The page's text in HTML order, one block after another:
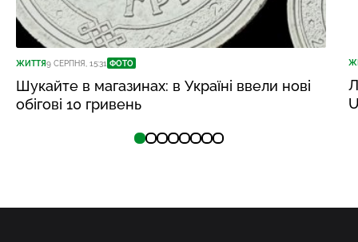
ЖИТТЯ9 СЕРПНЯ, 15:31 ФОТО
Шукайте в магазинах: в Україні ввели нові
обігові 10 гривень